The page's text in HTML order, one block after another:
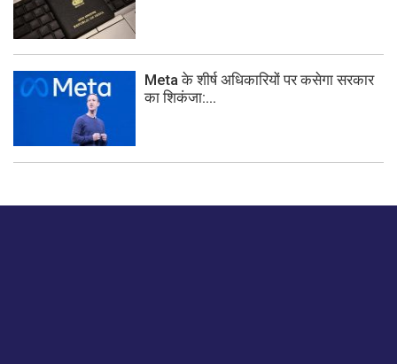
Meta के शीर्ष अधिकारियों पर कसेगा सरकार
का शिकंजा:...